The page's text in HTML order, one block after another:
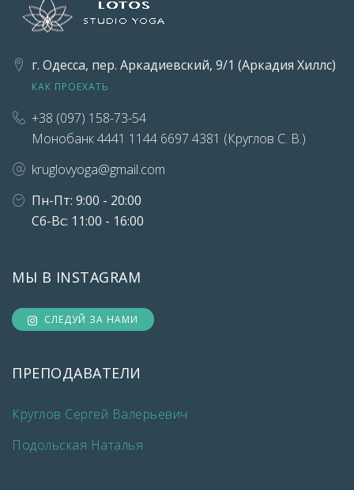
г. Одесса, пер. Аркадиевский, 9/1 (Аркадия Хиллс)
КАК ПРОЕХАТЬ
+38 (097) 158-73-54
Монобанк 4441 1144 6697 4381 (Круглов С. В.)
kruglovyoga@gmail.com
Пн-Пт: 9:00 - 20:00
Сб-Вс: 11:00 - 16:00
МЫ В INSTAGRAM
СЛЕДУЙ ЗА НАМИ
ПРЕПОДАВАТЕЛИ
Круглов Сергей Валерьевич
Подольская Наталья